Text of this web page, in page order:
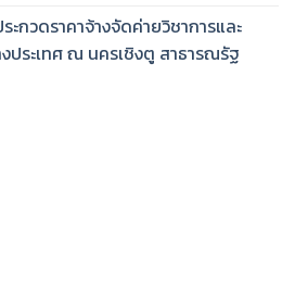
ะกวดราคาจ้างจัดค่ายวิชาการและ
ประเทศ ณ นครเชิงตู สาธารณรัฐ